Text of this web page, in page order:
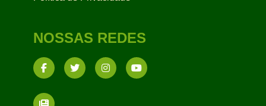
NOSSAS REDES